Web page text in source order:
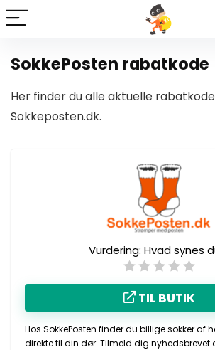
SokkePosten rabatkode
Her finder du alle aktuelle
Sokkeposten.dk.
Vurdering: Hvad synes
TIL BUTIK
Hos SokkePosten finder du billige sokker af
direkte til din dør. Tilmeld dig nyhedsbrevet